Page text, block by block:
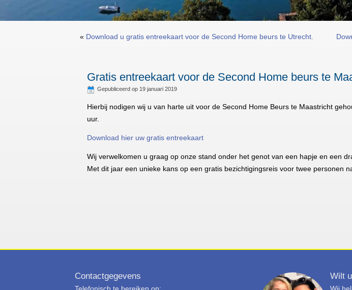
« Download u gratis entreekaart voor de Second Home beurs te Utrecht.
Gratis entreekaart voor de Second Home beurs te
Gepubliceerd op 19 januari 2019
Hierbij nodigen wij u van harte uit voor de Second Home Beurs te Maastricht
uur.
Download hier uw gratis entreekaart
Wij verwelkomen u graag op onze stand onder het genot van een hapje en een
Met dit jaar een unieke kans op een gratis bezichtigingsreis voor twee personen
Contactgegevens Wilt